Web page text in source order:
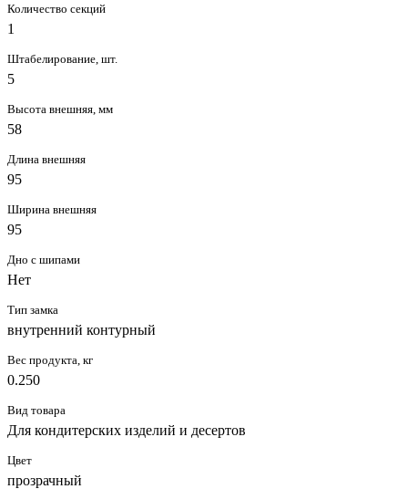
Количество секций
1
Штабелирование, шт.
5
Высота внешняя, мм
58
Длина внешняя
95
Ширина внешняя
95
Дно с шипами
Нет
Тип замка
внутренний контурный
Вес продукта, кг
0.250
Вид товара
Для кондитерских изделий и десертов
Цвет
прозрачный